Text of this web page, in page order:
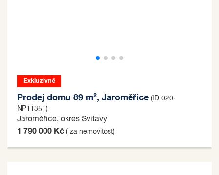
Exkluzivně
Prodej domu 89 m², Jaroměřice (ID 020-
NP11351)
Jaroměřice, okres Svitavy
1 790 000 Kč ( za nemovitost)